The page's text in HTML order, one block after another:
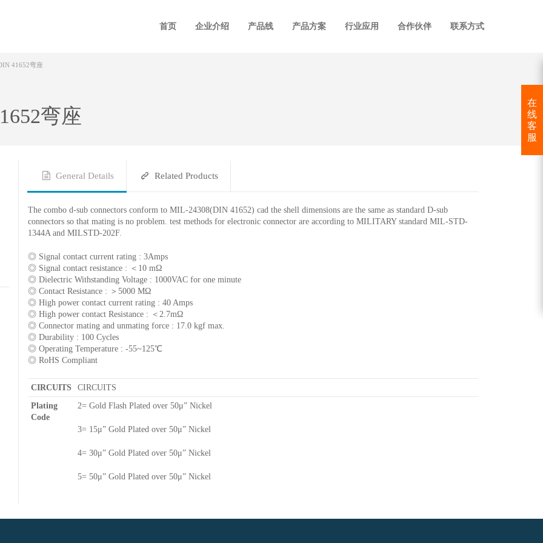
首页 企业介绍 产品线 产品方案 行业应用 合作伙伴 联系方式
41652弯座
弯座
General Details Related Products
The combo d-sub connectors conform to MIL-24308(DIN 41652) cad the shell dimensions are the same as standard D-sub
connectors so that mating is no problem. test methods for electronic connector are according to MILITARY standard MIL-STD-
1344A and MILSTD-202F.
◎ Signal contact current rating : 3Amps
◎ Signal contact resistance : ＜10 mΩ
◎ Dielectric Withstanding Voltage : 1000VAC for one minute
◎ Contact Resistance : ＞5000 MΩ
◎ High power contact current rating : 40 Amps
◎ High power contact Resistance : ＜2.7mΩ
◎ Connector mating and unmating force : 17.0 kgf max.
◎ Durability : 100 Cycles
◎ Operating Temperature : -55~125℃
◎ RoHS Compliant
CIRCUITS
CIRCUITS
Plating
Code
2= Gold Flash Plated over 50μ” Nickel
3= 15μ” Gold Plated over 50μ” Nickel
4= 30μ” Gold Plated over 50μ” Nickel
5= 50μ” Gold Plated over 50μ” Nickel
在
线
客
服